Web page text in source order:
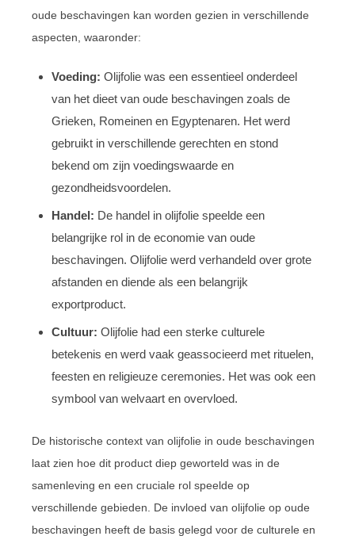
oude beschavingen kan worden gezien in verschillende
aspecten, waaronder:
Voeding: Olijfolie was een essentieel onderdeel
van het dieet van oude beschavingen zoals de
Grieken, Romeinen en Egyptenaren. Het werd
gebruikt in verschillende gerechten en stond
bekend om zijn voedingswaarde en
gezondheidsvoordelen.
Handel: De handel in olijfolie speelde een
belangrijke rol in de economie van oude
beschavingen. Olijfolie werd verhandeld over grote
afstanden en diende als een belangrijk
exportproduct.
Cultuur: Olijfolie had een sterke culturele
betekenis en werd vaak geassocieerd met rituelen,
feesten en religieuze ceremonies. Het was ook een
symbool van welvaart en overvloed.
De historische context van olijfolie in oude beschavingen
laat zien hoe dit product diep geworteld was in de
samenleving en een cruciale rol speelde op
verschillende gebieden. De invloed van olijfolie op oude
beschavingen heeft de basis gelegd voor de culturele en